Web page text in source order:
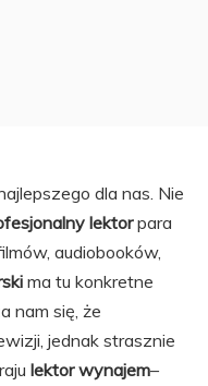
dla nas. Nie
lektorpara
audiobooków,
ma tu konkretne
nam się, że
jednak strasznie
lektor wynajem–